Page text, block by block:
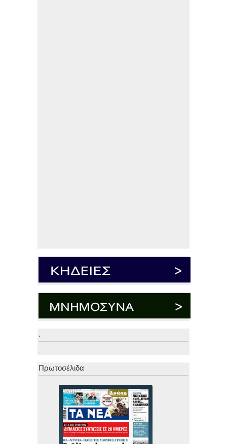
.
.
Πρωτοσέλιδα